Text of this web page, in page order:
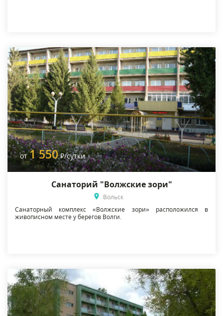
от1 550 Р/сутки
Санаторий "Волжские зори"
Вольск
Санаторный комплекс «Волжские зори» расположился в
живописном месте у берегов Волги.